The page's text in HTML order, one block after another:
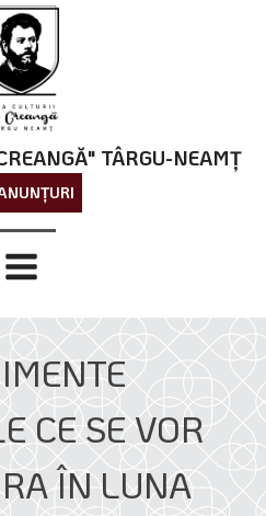
TÂRGU-NEAMȚ
CE SE VOR
ÎN LUNA